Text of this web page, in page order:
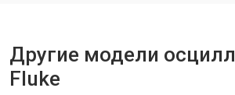
Другие модели
Fluke